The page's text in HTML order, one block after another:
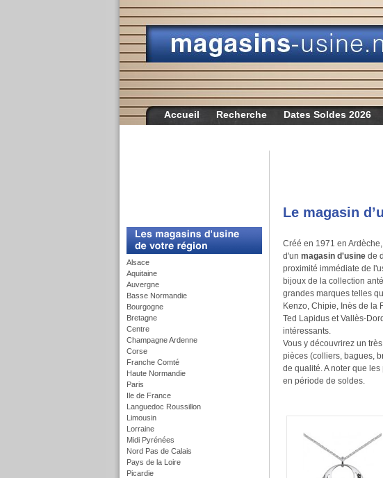
Accueil Recherche Dates Soldes 2026
Alsace
Aquitaine
Auvergne
Basse Normandie
Bourgogne
Bretagne
Centre
Champagne Ardenne
Corse
Franche Comté
Haute Normandie
Paris
Ile de France
Languedoc Roussillon
Limousin
Lorraine
Midi Pyrénées
Nord Pas de Calais
Pays de la Loire
Picardie
Le magasin
Créé en 1971 en Ardèche,
d'un magasin d'usine de
proximité immédiate de
bijoux de la collection
grandes marques telles
Kenzo, Chipie, Inès de la
Ted Lapidus et Vallès-
intéressants.
Vous y découvrirez un
pièces (colliers, bagues,
de qualité. A noter que
en période de soldes.